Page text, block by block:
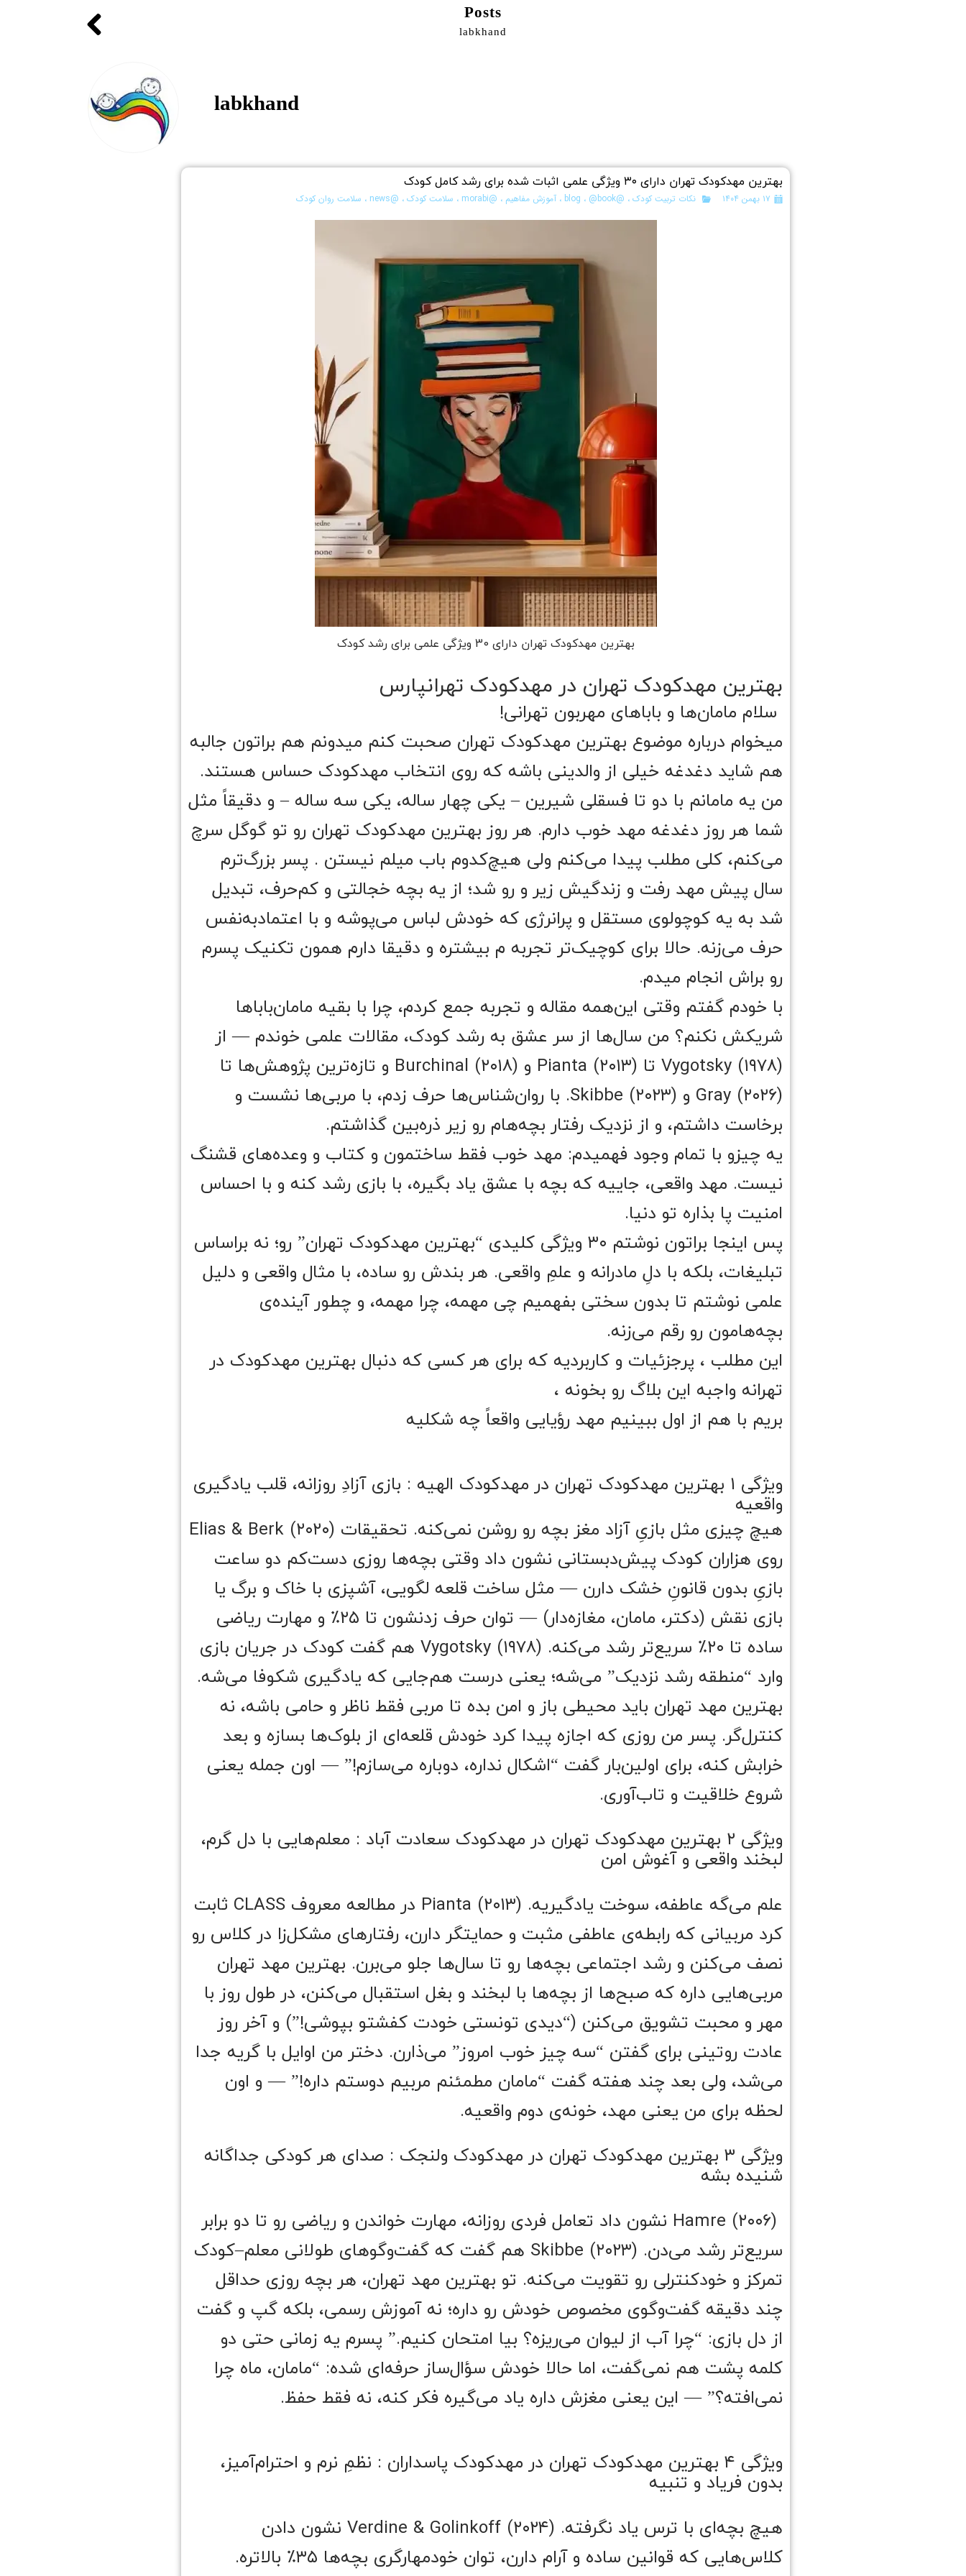
Posts
labkhand
labkhand
بهترین مهدکودک تهران دارای ۳۰ ویژگی علمی اثبات‌ شده برای رشد کامل کودک
۱۷ بهمن ۱۴۰۴ نکات تربیت کودک، @blog ، @book ، آموزش مفاهیم ، @morabi ، سلامت کودک، @news ، سلامت روان کودک
بهترین مهدکودک تهران دارای 30 ویژگی علمی برای رشد کودک
بهترین مهدکودک تهران در مهدکودک تهرانپارس
سلام مامان‌ها و باباهای مهربون تهرانی!
میخوام درباره موضوع بهترین مهدکودک تهران صحبت کنم میدونم هم براتون جالبه
هم شاید دغدغه خیلی از والدینی باشه که روی انتخاب مهدکودک حساس هستند.
من یه مامانم با دو تا فسقلی شیرین – یکی چهار ساله، یکی سه ساله – و دقیقاً مثل
شما هر روز دغدغه مهد خوب دارم. هر روز بهترین مهدکودک تهران رو تو گوگل سرچ
می‌کنم، کلی مطلب پیدا می‌کنم ولی هیچ‌کدوم باب میلم نیستن . پسر بزرگ‌ترم
سال پیش مهد رفت و زندگیش زیر و رو شد؛ از یه بچه خجالتی و کم‌حرف، تبدیل
شد به یه کوچولوی مستقل و پر‌انرژی که خودش لباس می‌پوشه و با اعتمادبه‌نفس
حرف می‌زنه. حالا برای کوچیک‌تر تجربه م بیشتره و دقیقا دارم همون تکنیک پسرم
رو براش انجام میدم.
با خودم گفتم وقتی این‌همه مقاله و تجربه جمع کردم، چرا با بقیه مامان‌باباها
شریکش نکنم؟ من سال‌ها از سر عشق به رشد کودک، مقالات علمی خوندم — از
Vygotsky (۱۹۷۸) تا Pianta (۲۰۱۳) و Burchinal (۲۰۱۸) و تازه‌ترین پژوهش‌ها تا
Gray (۲۰۲۶) و Skibbe (۲۰۲۳). با روان‌شناس‌ها حرف زدم، با مربی‌ها نشست و
برخاست داشتم، و از نزدیک رفتار بچه‌هام رو زیر ذره‌بین گذاشتم.
یه چیزو با تمام وجود فهمیدم: مهد خوب فقط ساختمون و کتاب و وعده‌های قشنگ
نیست. مهد واقعی، جاییه که بچه با عشق یاد بگیره، با بازی رشد کنه و با احساس
امنیت پا بذاره تو دنیا.
پس اینجا براتون نوشتم ۳۰ ویژگی کلیدی “بهترین مهدکودک تهران” رو؛ نه براساس
تبلیغات، بلکه با دلِ مادرانه و علمِ واقعی. هر بندش رو ساده، با مثال واقعی و دلیل
علمی نوشتم تا بدون سختی بفهمیم چی مهمه، چرا مهمه، و چطور آینده‌ی
بچه‌هامون رو رقم می‌زنه.
این مطلب ، پرجزئیات و کاربردیه که برای هر کسی که دنبال بهترین مهدکودک در
تهرانه واجبه این بلاگ رو بخونه ،
بریم با هم از اول ببینیم مهد رؤیایی واقعاً چه شکلیه
ویژگی ۱ بهترین مهدکودک تهران در مهدکودک الهیه : بازی آزادِ روزانه، قلب یادگیری
واقعیه
هیچ چیزی مثل بازیِ آزاد مغز بچه رو روشن نمی‌کنه. تحقیقات Elias & Berk (۲۰۲۰)
روی هزاران کودک پیش‌دبستانی نشون داد وقتی بچه‌ها روزی دست‌کم دو ساعت
بازیِ بدون قانونِ خشک دارن — مثل ساخت قلعه لگویی، آشپزی با خاک و برگ یا
بازی نقش (دکتر، مامان، مغازه‌دار) — توان حرف زدنشون تا ۲۵٪ و مهارت ریاضی
ساده تا ۲۰٪ سریع‌تر رشد می‌کنه. Vygotsky (۱۹۷۸) هم گفت کودک در جریان بازی
وارد “منطقه رشد نزدیک” می‌شه؛ یعنی درست هم‌جایی که یادگیری شکوفا می‌شه.
بهترین مهد تهران باید محیطی باز و امن بده تا مربی فقط ناظر و حامی باشه، نه
کنترل‌گر. پسر من روزی که اجازه پیدا کرد خودش قلعه‌ای از بلوک‌ها بسازه و بعد
خرابش کنه، برای اولین‌بار گفت “اشکال نداره، دوباره می‌سازم!” — اون جمله یعنی
شروع خلاقیت و تاب‌آوری.
ویژگی ۲ بهترین مهدکودک تهران در مهدکودک سعادت آباد : معلم‌هایی با دل گرم،
لبخند واقعی و آغوش امن
علم می‌گه عاطفه، سوخت یادگیریه. Pianta (۲۰۱۳) در مطالعه معروف CLASS ثابت
کرد مربیانی که رابطه‌ی عاطفی مثبت و حمایتگر دارن، رفتارهای مشکل‌زا در کلاس رو
نصف می‌کنن و رشد اجتماعی بچه‌ها رو تا سال‌ها جلو می‌برن. بهترین مهد تهران
مربی‌هایی داره که صبح‌ها از بچه‌ها با لبخند و بغل استقبال می‌کنن، در طول روز با
مهر و محبت تشویق می‌کنن (“دیدی تونستی خودت کفشتو بپوشی!”) و آخر روز
عادت روتینی برای گفتن “سه چیز خوب امروز” می‌ذارن. دختر من اوایل با گریه جدا
می‌شد، ولی بعد چند هفته گفت “مامان مطمئنم مربیم دوستم داره!” — و اون
لحظه برای من یعنی مهد، خونه‌ی دوم واقعیه.
ویژگی ۳ بهترین مهدکودک تهران در مهدکودک ولنجک : صدای هر کودکی جداگانه
شنیده بشه
Hamre (۲۰۰۶) نشون داد تعامل فردی روزانه، مهارت خواندن و ریاضی رو تا دو برابر
سریع‌تر رشد می‌دن. Skibbe (۲۰۲۳) هم گفت که گفت‌وگوهای طولانی معلم–کودک
تمرکز و خودکنترلی رو تقویت می‌کنه. تو بهترین مهد تهران، هر بچه روزی حداقل
چند دقیقه گفت‌وگوی مخصوص خودش رو داره؛ نه آموزش رسمی، بلکه گپ و گفت
از دل بازی: “چرا آب از لیوان می‌ریزه؟ بیا امتحان کنیم.” پسرم یه زمانی حتی دو
کلمه پشت هم نمی‌گفت، اما حالا خودش سؤال‌ساز حرفه‌ای شده: “مامان، ماه چرا
نمی‌افته؟” — این یعنی مغزش داره یاد می‌گیره فکر کنه، نه فقط حفظ.
ویژگی ۴ بهترین مهدکودک تهران در مهدکودک پاسداران : نظمِ نرم و احترام‌آمیز،
بدون فریاد و تنبیه
هیچ بچه‌ای با ترس یاد نگرفته. Verdine & Golinkoff (۲۰۲۴) نشون دادن
کلاس‌هایی که قوانین ساده و آرام دارن، توان خود‌مهارگری بچه‌ها ۳۵٪ بالاتره.